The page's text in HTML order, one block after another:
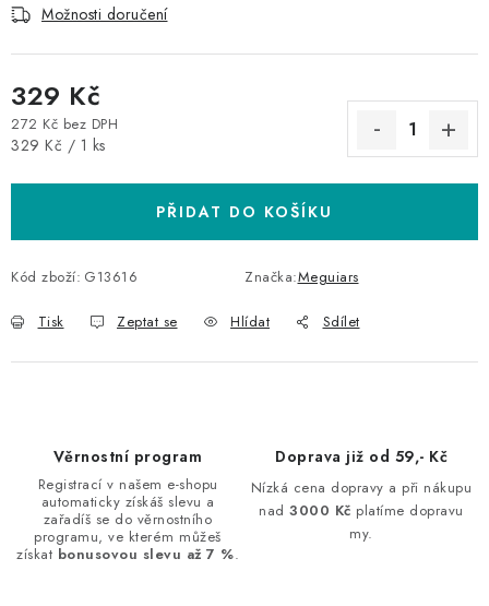
Možnosti doručení
329 Kč
272 Kč bez DPH
Měrná cena:
329 Kč / 1 ks
PŘIDAT DO KOŠÍKU
Kód zboží: G13616 Značka:Meguiars
Tisk Zeptat se Hlídat Sdílet
Věrnostní program
Registrací v našem e-shopu
automaticky získáš slevu a
zařadíš se do věrnostního
programu, ve kterém můžeš
získat bonusovou slevu až 7 %.
Doprava již od 59,- Kč
Nízká cena dopravy a při nákupu
nad3000 Kč platíme dopravu
my.